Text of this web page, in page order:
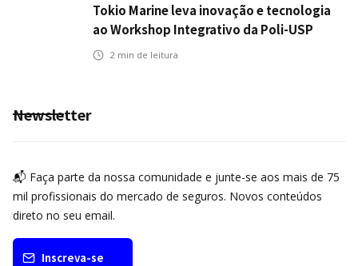
Tokio Marine leva inovação e tecnologia
ao Workshop Integrativo da Poli-USP
2 min de leitura
Newsletter
📬 Faça parte da nossa comunidade e junte-se aos mais de 75
mil profissionais do mercado de seguros. Novos conteúdos
direto no seu email.
Inscreva-se